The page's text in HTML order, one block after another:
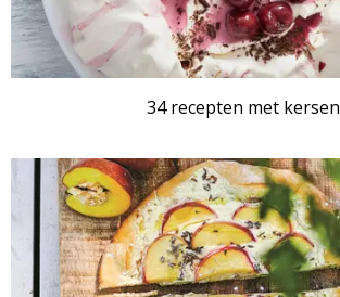
34 recepten met kersen